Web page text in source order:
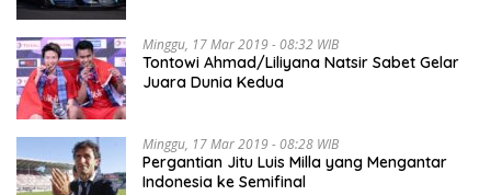
Minggu, 17 Mar 2019 - 08:32 WIB
Tontowi Ahmad/Liliyana Natsir Sabet Gelar
Juara Dunia Kedua
Minggu, 17 Mar 2019 - 08:28 WIB
Pergantian Jitu Luis Milla yang Mengantar
Indonesia ke Semifinal